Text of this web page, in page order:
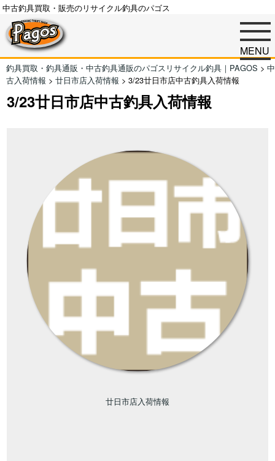
中古釣具買取・販売のリサイクル釣具のパゴス
MENU
釣具買取・釣具通販・中古釣具通販のパゴスリサイクル釣具｜PAGOS > 中
古入荷情報 > 廿日市店入荷情報 > 3/23廿日市店中古釣具入荷情報
3/23廿日市店中古釣具入荷情報
廿日市店入荷情報